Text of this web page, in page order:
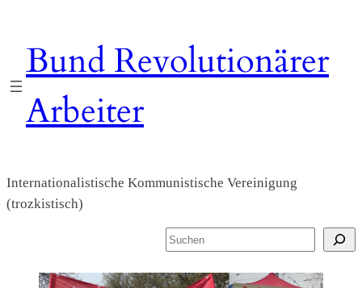
springen
Bund Revolutionärer
Arbeiter
Internationalistische Kommunistische Vereinigung
(trozkistisch)
S
c